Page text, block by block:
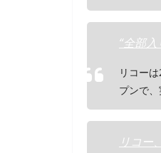
“全部
リコー
プンで、
リコー